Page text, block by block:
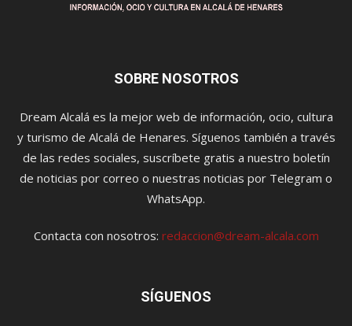
SOBRE NOSOTROS
Dream Alcalá es la mejor web de información, ocio, cultura
y turismo de Alcalá de Henares. Síguenos también a través
de las redes sociales, suscríbete gratis a nuestro boletín
de noticias por correo o nuestras noticias por Telegram o
WhatsApp.
Contacta con nosotros: redaccion@dream-alcala.com
SÍGUENOS